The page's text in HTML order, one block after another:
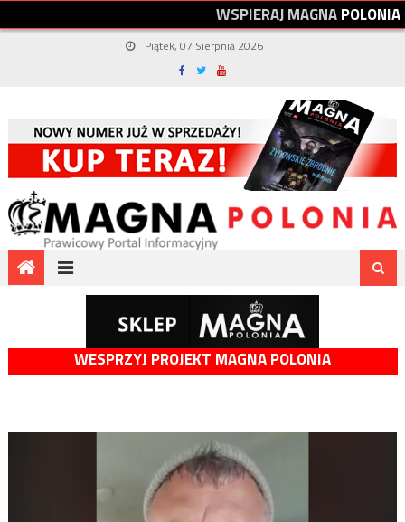
WSPIERAJMAGNAPOLONIA
Piątek, 07 Sierpnia 2026
WESPRZYJ PROJEKT MAGNA POLONIA